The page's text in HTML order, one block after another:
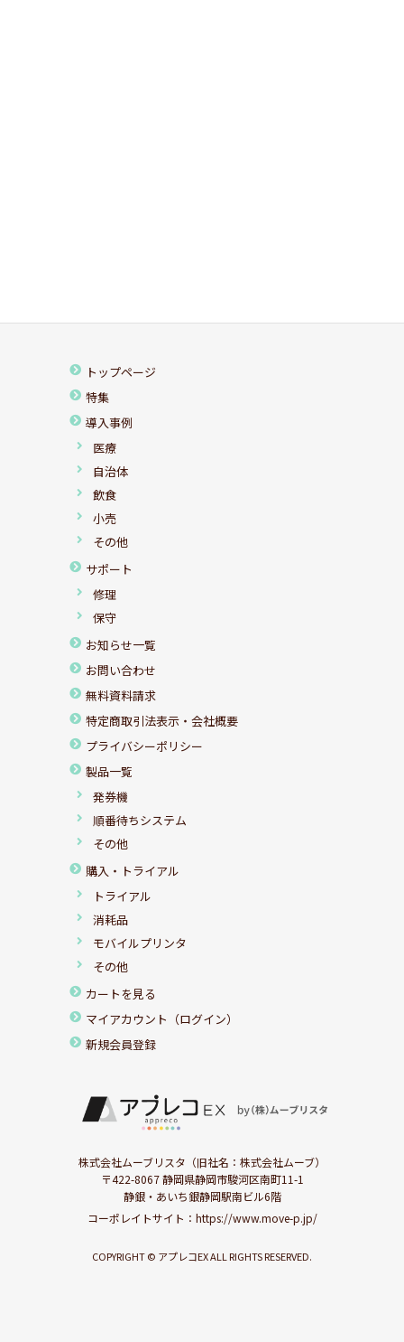
トップページ
特集
導入事例
医療
自治体
飲食
小売
その他
サポート
修理
保守
お知らせ一覧
お問い合わせ
無料資料請求
特定商取引法表示・会社概要
プライバシーポリシー
製品一覧
発券機
順番待ちシステム
その他
購入・トライアル
トライアル
消耗品
モバイルプリンタ
その他
カートを見る
マイアカウント（ログイン）
新規会員登録
株式会社ムーブリスタ（旧社名：株式会社ムーブ）
〒422-8067 静岡県静岡市駿河区南町11-1
静銀・あいち銀静岡駅南ビル6階
コーポレイトサイト： https://www.move-p.jp/
COPYRIGHT © アプレコEX ALL RIGHTS RESERVED.